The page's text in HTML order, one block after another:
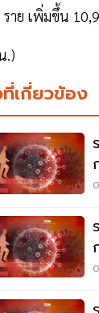
าย เพิ่มขึ้น
.)
ที่เกี่ยวข้อง